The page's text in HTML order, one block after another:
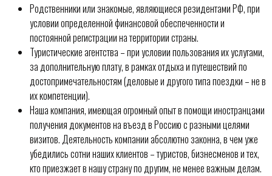
Родственники или знакомые, являющиеся резидентами РФ, при
условии определенной финансовой обеспеченности и
постоянной регистрации на территории страны.
Туристические агентства – при условии пользования их услугами,
за дополнительную плату, в рамках отдыха и путешествий по
достопримечательностям (деловые и другого типа поездки – не в
их компетенции).
Наша компания, имеющая огромный опыт в помощи иностранцами
получения документов на въезд в Россию с разными целями
визитов. Деятельность компании абсолютно законна, в чем уже
убедились сотни наших клиентов – туристов, бизнесменов и тех,
кто приезжает в нашу страну по другим, не менее важным делам.